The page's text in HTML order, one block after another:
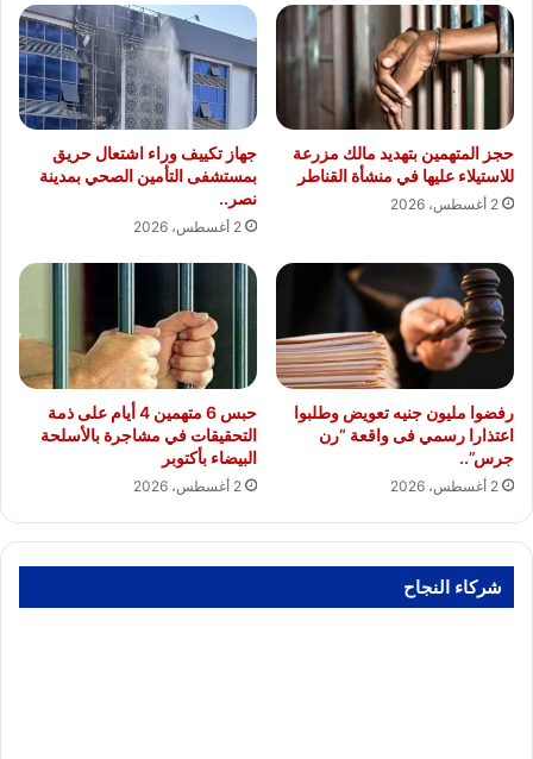
حجز المتهمين بتهديد مالك مزرعة
للاستيلاء عليها في منشأة القناطر
2 أغسطس، 2026
جهاز تكييف وراء اشتعال حريق
بمستشفى التأمين الصحي بمدينة
نصر..
2 أغسطس، 2026
رفضوا مليون جنيه تعويض وطلبوا
اعتذارا رسمي فى واقعة “رن
جرس”..
2 أغسطس، 2026
حبس 6 متهمين 4 أيام على ذمة
التحقيقات في مشاجرة بالأسلحة
البيضاء بأكتوبر
2 أغسطس، 2026
شركاء النجاح